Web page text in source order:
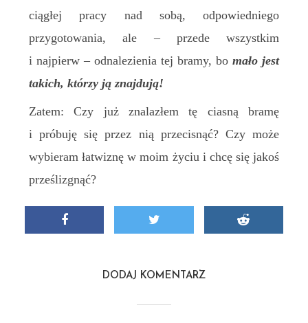
ciągłej pracy nad sobą, odpowiedniego
przygotowania, ale – przede wszystkim
i najpierw – odnalezienia tej bramy, bomało jest
takich, którzy ją znajdują!
Zatem: Czy już znalazłem tę ciasną bramę
i próbuję się przez nią przecisnąć? Czy może
wybieram łatwiznę w moim życiu i chcę się jakoś
prześlizgnąć?
DODAJ KOMENTARZ